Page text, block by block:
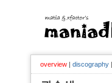
overview | discography |